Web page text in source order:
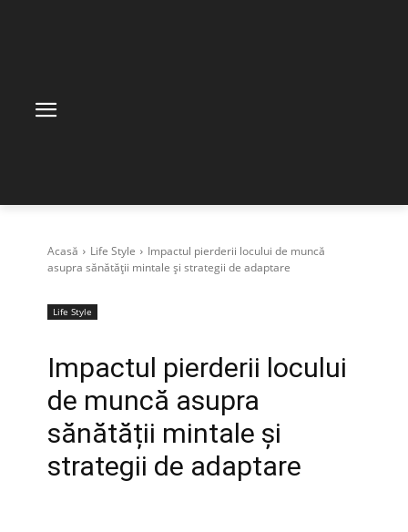
Acasă Life Style
Impactul pierderii locului de muncă
asupra sănătății mintale și strategii de adaptare
Life Style
Impactul pierderii locului
de muncă asupra
sănătății mintale și
strategii de adaptare